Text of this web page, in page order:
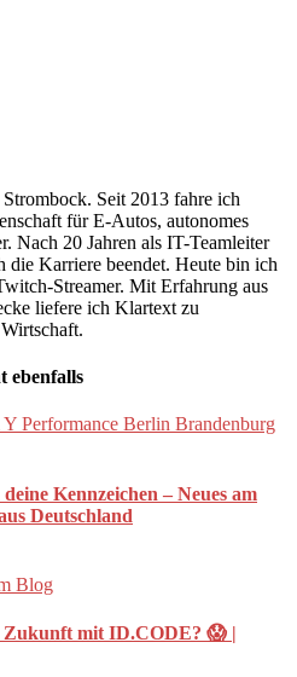
Seit 2013 fahre ich
für E-Autos, autonomes
Nach 20 Jahren als IT-Teamleiter
die Karriere beendet. Heute bin ich
Streamer. Mit Erfahrung aus
liefere ich Klartext zu
ebenfalls
Kennzeichen – Neues am
Deutschland
mit ID.CODE? 😱 |